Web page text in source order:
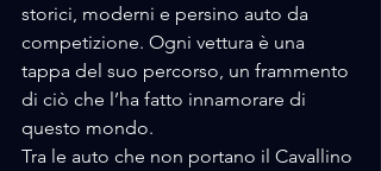
storici, moderni e persino auto da
competizione. Ogni vettura è una
tappa del suo percorso, un frammento
di ciò che l’ha fatto innamorare di
questo mondo.
Tra le auto che non portano il Cavallino